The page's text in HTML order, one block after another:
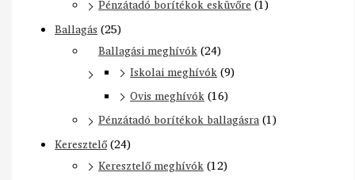
Pénzátadó borítékok esküvőre (1)
Ballagás (25)
Ballagási meghívók(24)
Iskolai meghívók(9)
Ovis meghívók(16)
Pénzátadó borítékok ballagásra(1)
Keresztelő(24)
Keresztelő meghívók(12)